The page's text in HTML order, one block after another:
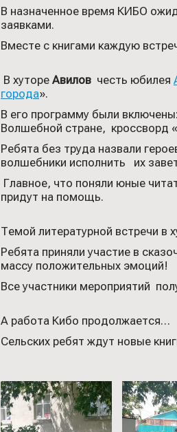
В назначенное время КИБО
заявками.
Вместе с книгами каждую
В хуторе Авилов честь юбилея
города».
В его программу были
Волшебной стране, кроссворд
Ребята без труда назвали
волшебники исполнить их
Главное, что поняли юные
придут на помощь.
Темой литературной встречи в
Ребята приняли участие в
массу положительных эмоций!
Все участники мероприятий
А работа Кибо продолжается…
Сельских ребят ждут новые